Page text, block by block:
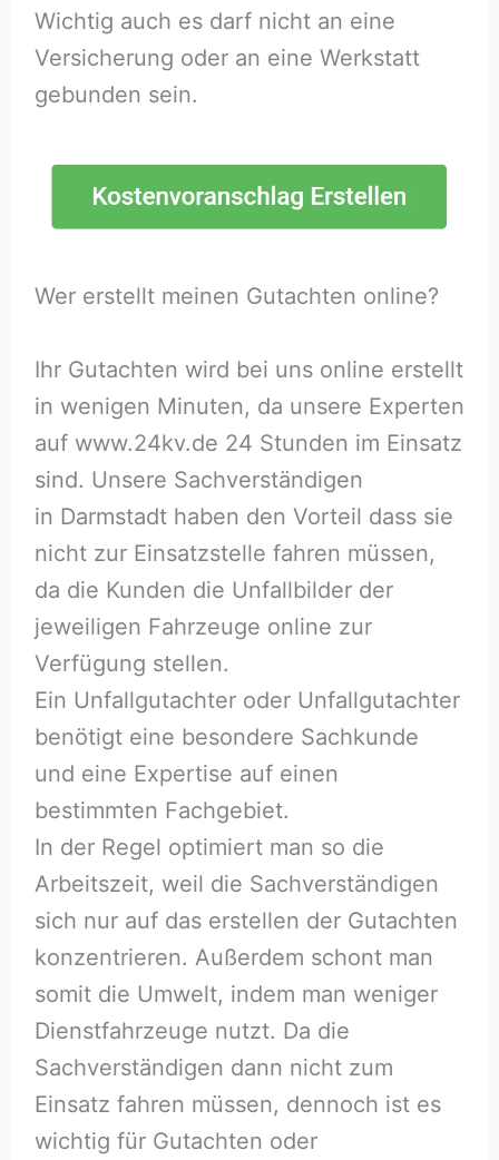
Wichtig auch es darf nicht an eine
Versicherung oder an eine Werkstatt
gebunden sein.
Wer erstellt meinen Gutachten online?
Ihr Gutachten wird bei uns online erstellt
in wenigen Minuten, da unsere Experten
auf www.24kv.de 24 Stunden im Einsatz
sind. Unsere Sachverständigen
in Darmstadt haben den Vorteil dass sie
nicht zur Einsatzstelle fahren müssen,
da die Kunden die Unfallbilder der
jeweiligen Fahrzeuge online zur
Verfügung stellen.
Ein Unfallgutachter oder Unfallgutachter
benötigt eine besondere Sachkunde
und eine Expertise auf einen
bestimmten Fachgebiet.
In der Regel optimiert man so die
Arbeitszeit, weil die Sachverständigen
sich nur auf das erstellen der Gutachten
konzentrieren. Außerdem schont man
somit die Umwelt, indem man weniger
Dienstfahrzeuge nutzt. Da die
Sachverständigen dann nicht zum
Einsatz fahren müssen, dennoch ist es
wichtig für Gutachten oder